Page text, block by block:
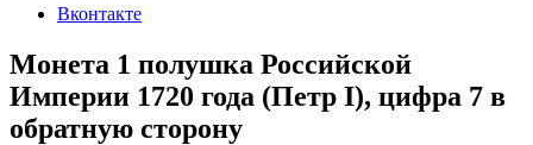
Вконтакте
Монета 1 полушка Российской
Империи 1720 года (Петр I), цифра 7 в
обратную сторону